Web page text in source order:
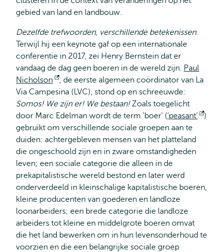
gebied van land en landbouw.
Dezelfde trefwoorden, verschillende betekenissen.
Terwijl hij een keynote gaf op een internationale
conferentie in 2017, zei Henry Bernstein dat er
vandaag de dag geen boeren in de wereld zijn. Paul
Nicholson
Opent
extern
, de eerste algemeen coördinator van La
Via Campesina (LVC), stond op en schreeuwde:
Somos! We zijn er! We bestaan!Zoals toegelicht
door Marc Edelman wordt de term 'boer' (‘peasant’
)
gebruikt om verschillende sociale groepen aan te
duiden: achtergebleven mensen van het platteland
die ongeschoold zijn en in zware omstandigheden
leven; een sociale categorie die alleen in de
prekapitalistische wereld bestond en later werd
onderverdeeld in kleinschalige kapitalistische boeren,
kleine producenten van goederen en landloze
loonarbeiders; een brede categorie die landloze
arbeiders tot kleine en middelgrote boeren omvat
die het land bewerken om in hun levensonderhoud te
voorzien en die een belangrijke sociale groep